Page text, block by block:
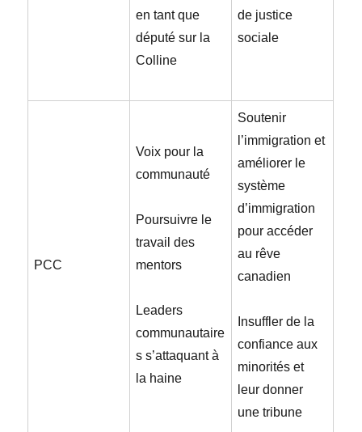
en tant que
député sur la
Colline
de justice
sociale
PCC
Voix pour la
communauté
Poursuivre le
travail des
mentors
Leaders
communautaire
s s’attaquant à
la haine
Soutenir
l’immigration et
améliorer le
système
d’immigration
pour accéder
au rêve
canadien
Insuffler de la
confiance aux
minorités et
leur donner
une tribune